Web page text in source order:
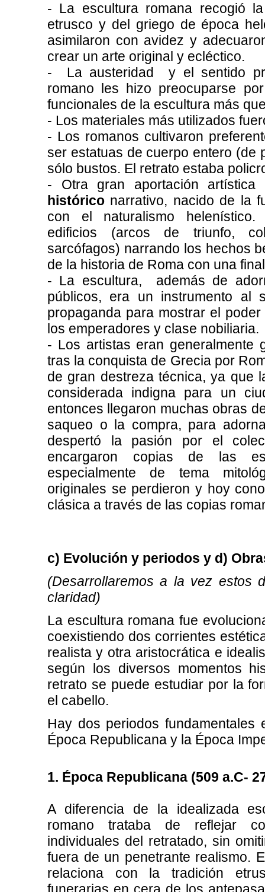
- La escultura romana recogió
etrusco y del griego de época
asimilaron con avidez y
crear un arte original y ecléctico.
- La austeridad y el sentido
romano les hizo preocuparse
funcionales de la escultura más
- Los materiales más utilizados
- Los romanos cultivaron
ser estatuas de cuerpo entero (de
sólo bustos. El retrato estaba
- Otra gran aportación
histórico narrativo, nacido de la
con el naturalismo
edificios (arcos de triunfo,
sarcófagos) narrando los hechos
de la historia de Roma con una
- La escultura, además de
públicos, era un instrumento al
propaganda para mostrar el
los emperadores y clase nobiliaria.
- Los artistas eran generalmente
tras la conquista de Grecia por
de gran destreza técnica, ya que
considerada indigna para un
entonces llegaron muchas obras
saqueo o la compra, para
despertó la pasión por el
encargaron copias de las
especialmente de tema
originales se perdieron y hoy
clásica a través de las copias
c) Evolución y periodos y d)
(Desarrollaremos a la vez estos
claridad)
La escultura romana fue
coexistiendo dos corrientes
realista y otra aristocrática e
según los diversos momentos
retrato se puede estudiar por la
el cabello.
Hay dos periodos fundamentales
Época Republicana y la Época
1. Época Republicana (509 a.C-
A diferencia de la idealizada
romano trataba de reflejar
individuales del retratado, sin
fuera de un penetrante realismo.
relaciona con la tradición